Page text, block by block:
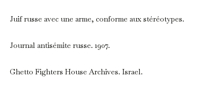
Juif russe avec une arme, conforme aux stéréotypes.
Journal antisémite russe. 1907.
Ghetto Fighters House Archives. Israel.